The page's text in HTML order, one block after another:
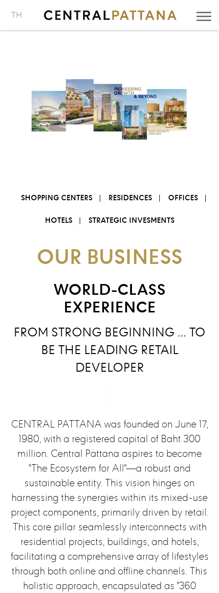
TH
SHOPPING CENTERS RESIDENCES OFFICES
HOTELS STRATEGIC INVESMENTS
OUR BUSINESS
WORLD-CLASS
EXPERIENCE
FROM STRONG BEGINNING … TO
BE THE LEADING RETAIL
DEVELOPER
CENTRAL PATTANA was founded on June 17,
1980, with a registered capital of Baht 300
million. Central Pattana aspires to become
"The Ecosystem for All"—a robust and
sustainable entity. This vision hinges on
harnessing the synergies within its mixed-use
project components, primarily driven by retail.
This core pillar seamlessly interconnects with
residential projects, buildings, and hotels,
facilitating a comprehensive array of lifestyles
through both online and offline channels. This
holistic approach, encapsulated as "360